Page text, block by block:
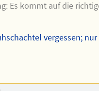
Es kommt auf die
vergessen;